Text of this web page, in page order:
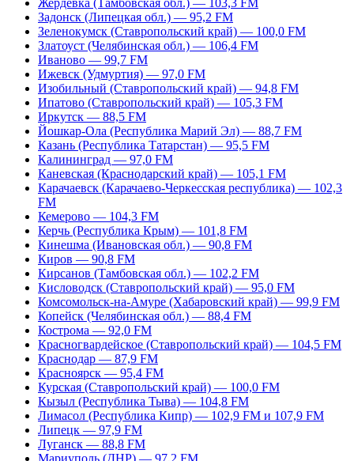
Жердевка (Тамбовская обл.) — 103,3 FM
Задонск (Липецкая обл.) — 95,2 FM
Зеленокумск (Ставропольский край) — 100,0 FM
Златоуст (Челябинская обл.) — 106,4 FM
Иваново — 99,7 FM
Ижевск (Удмуртия) — 97,0 FM
Изобильный (Ставропольский край) — 94,8 FM
Ипатово (Ставропольский край) — 105,3 FM
Иркутск — 88,5 FM
Йошкар-Ола (Республика Марий Эл) — 88,7 FM
Казань (Республика Татарстан) — 95,5 FM
Калининград — 97,0 FM
Каневская (Краснодарский край) — 105,1 FM
Карачаевск (Карачаево-Черкесская республика) — 102,3
FM
Кемерово — 104,3 FM
Керчь (Республика Крым) — 101,8 FM
Кинешма (Ивановская обл.) — 90,8 FM
Киров — 90,8 FM
Кирсанов (Тамбовская обл.) — 102,2 FM
Кисловодск (Ставропольский край) — 95,0 FM
Комсомольск-на-Амуре (Хабаровский край) — 99,9 FM
Копейск (Челябинская обл.) — 88,4 FM
Кострома — 92,0 FM
Красногвардейское (Ставропольский край) — 104,5 FM
Краснодар — 87,9 FM
Красноярск — 95,4 FM
Курская (Ставропольский край) — 100,0 FM
Кызыл (Республика Тыва) — 104,8 FM
Лимасол (Республика Кипр) — 102,9 FM и 107,9 FM
Липецк — 97,9 FM
Луганск — 88,8 FM
Мариуполь (ДНР) — 97,2 FM